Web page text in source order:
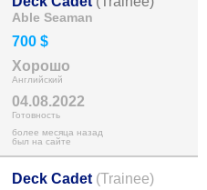
Able Seaman
700 $
Хорошо
Английский
04.08.2022
Готовность
более месяца назад
был на сайте
Deck Cadet (Trainee)